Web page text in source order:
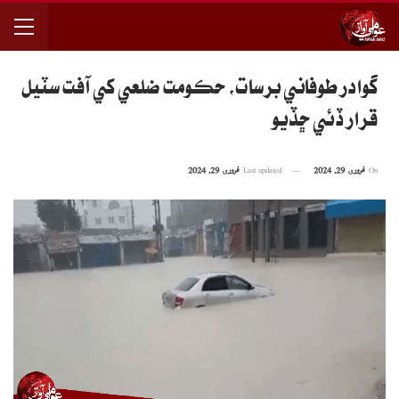
گوادر طوفاني برسات، حڪومت ضلعي کي آفت سٽيل
قرار ڏئي ڇڏيو
فروری 29, 2024 فروری 29, 2024